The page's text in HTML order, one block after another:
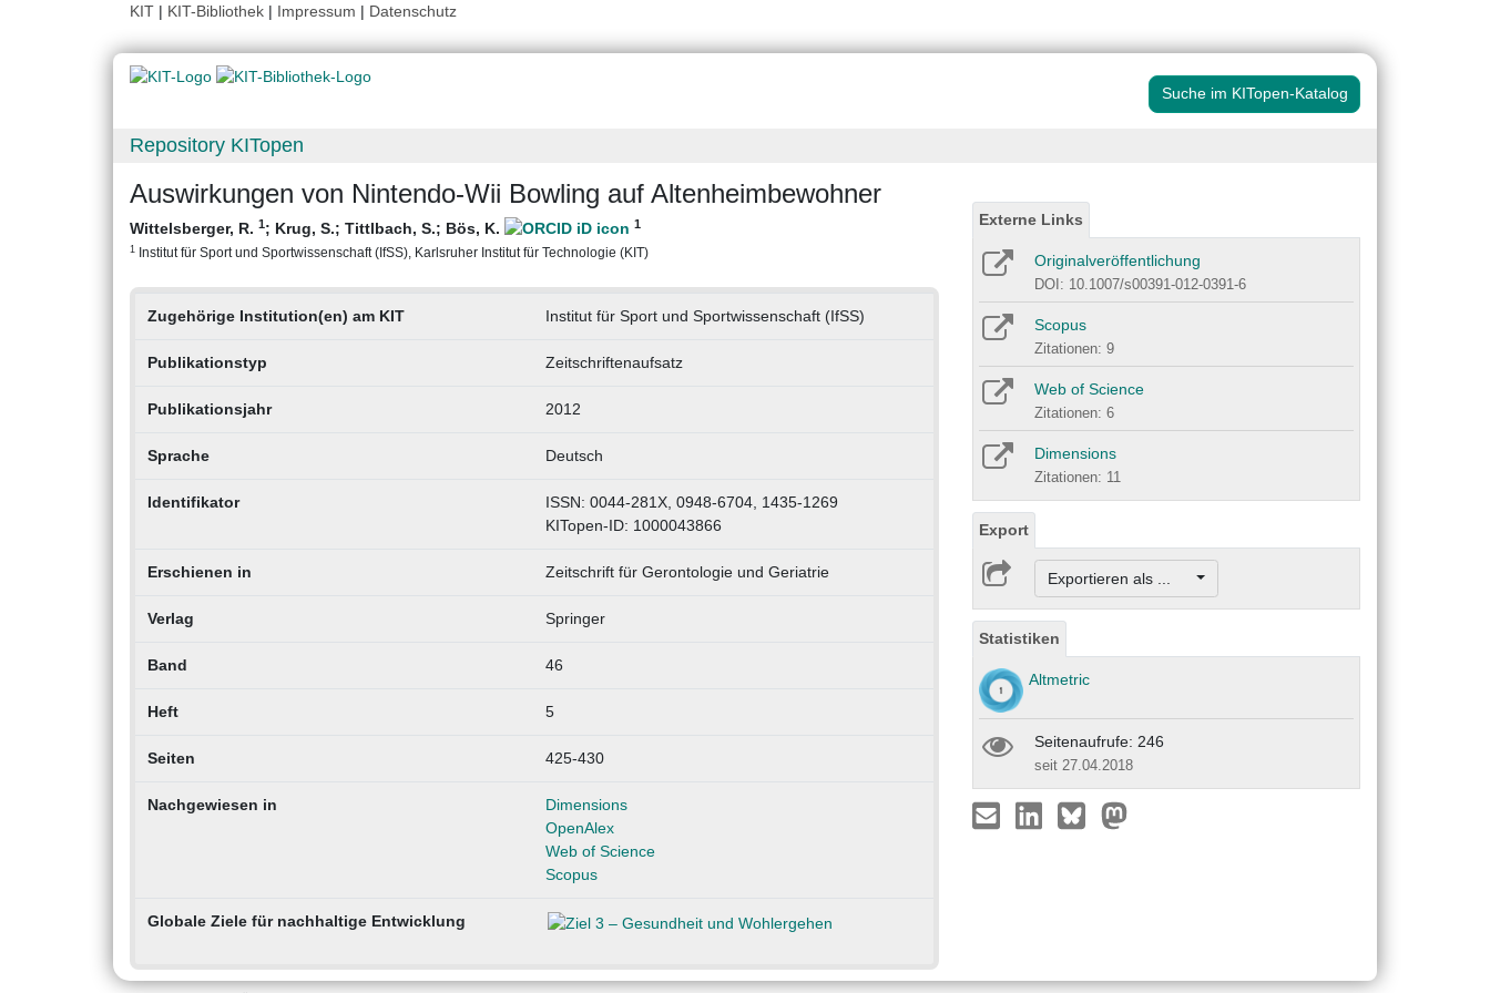
KIT | KIT-Bibliothek | Impressum | Datenschutz
Suche im KITopen-Katalog
Repository KITopen
Auswirkungen von Nintendo-Wii Bowling auf Altenheimbewohner
Wittelsberger, R. 1; Krug, S.; Tittlbach, S.; Bös, K. 1
1 Institut für Sport und Sportwissenschaft (IfSS), Karlsruher Institut für Technologie (KIT)
Zugehörige Institution(en) am KIT Institut für Sport und Sportwissenschaft (IfSS)
Publikationstyp Zeitschriftenaufsatz
Publikationsjahr 2012
Sprache Deutsch
Identifikator
ISSN: 0044-281X, 0948-6704, 1435-1269
KITopen-ID: 1000043866
Erschienen in Zeitschrift für Gerontologie und Geriatrie
Verlag Springer
Band 46
Heft 5
Seiten 425-430
Nachgewiesen in
Dimensions
OpenAlex
Web of Science
Scopus
Globale Ziele für nachhaltige Entwicklung
Externe Links
Originalveröffentlichung
DOI: 10.1007/s00391-012-0391-6
Scopus
Zitationen: 9
Web of Science
Zitationen: 6
Dimensions
Zitationen: 11
Export
Exportieren als ...
Statistiken
Altmetric
Seitenaufrufe: 246
seit 27.04.2018